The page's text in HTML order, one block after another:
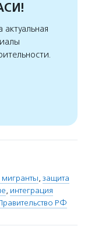
, защита
, интеграция
РФ